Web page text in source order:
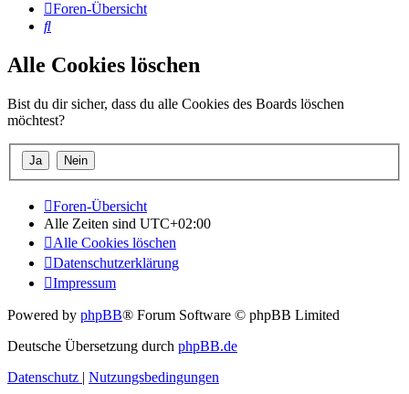
Foren-Übersicht
Suche
Alle Cookies löschen
Bist du dir sicher, dass du alle Cookies des Boards löschen
möchtest?
Foren-Übersicht
Alle Zeiten sind UTC+02:00
Alle Cookies löschen
Datenschutzerklärung
Impressum
Powered by phpBB® Forum Software © phpBB Limited
Deutsche Übersetzung durch phpBB.de
Datenschutz | Nutzungsbedingungen